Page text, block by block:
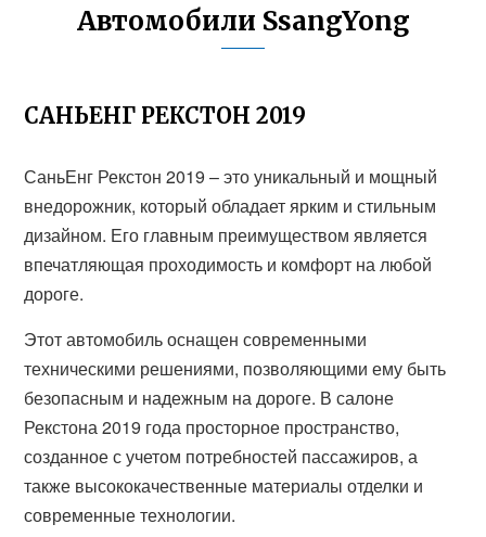
Автомобили SsangYong
САНЬЕНГ РЕКСТОН 2019
СаньЕнг Рекстон 2019 – это уникальный и мощный
внедорожник, который обладает ярким и стильным
дизайном. Его главным преимуществом является
впечатляющая проходимость и комфорт на любой
дороге.
Этот автомобиль оснащен современными
техническими решениями, позволяющими ему быть
безопасным и надежным на дороге. В салоне
Рекстона 2019 года просторное пространство,
созданное с учетом потребностей пассажиров, а
также высококачественные материалы отделки и
современные технологии.